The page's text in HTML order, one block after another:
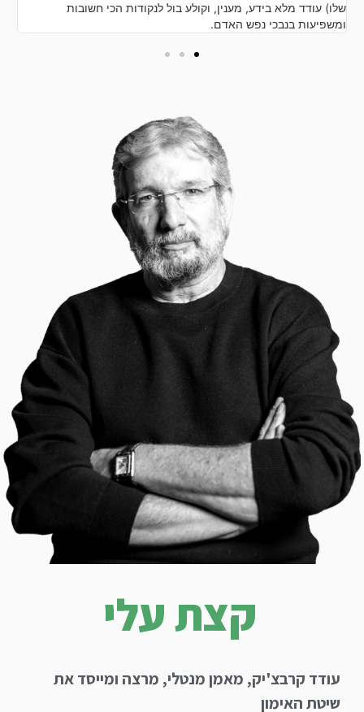
שלו) עודד מלא בידע, מענין, וקולע בול לנקודות הכי חשובות
ומשפיעות בנבכי נפש האדם.
קצת עלי
עודד קרבצ'יק, מאמן מנטלי, מרצה ומייסד את
שיטת האימון